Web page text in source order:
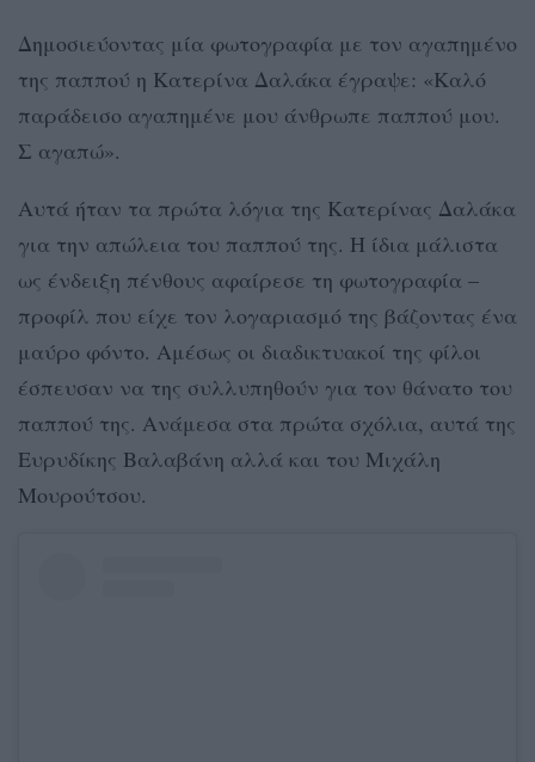
Δημοσιεύοντας μία φωτογραφία με τον αγαπημένο
της παππού η Κατερίνα Δαλάκα έγραψε: «Καλό
παράδεισο αγαπημένε μου άνθρωπε παππού μου.
Σ αγαπώ».
Αυτά ήταν τα πρώτα λόγια της Κατερίνας Δαλάκα
για την απώλεια του παππού της. Η ίδια μάλιστα
ως ένδειξη πένθους αφαίρεσε τη φωτογραφία –
προφίλ που είχε τον λογαριασμό της βάζοντας ένα
μαύρο φόντο. Αμέσως οι διαδικτυακοί της φίλοι
έσπευσαν να της συλλυπηθούν για τον θάνατο του
παππού της. Ανάμεσα στα πρώτα σχόλια, αυτά της
Ευρυδίκης Βαλαβάνη αλλά και του Μιχάλη
Μουρούτσου.